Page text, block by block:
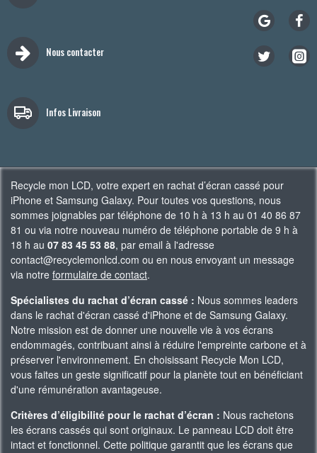
Nous contacter
Infos Livraison
Recycle mon LCD, votre expert en rachat d’écran cassé pour
iPhone et Samsung Galaxy. Pour toutes vos questions, nous
sommes joignables par téléphone de 10 h à 13 h au 01 40 86 87
81 ou via notre nouveau numéro de téléphone portable de 9 h à
18 h au 07 83 45 53 88, par email à l'adresse
contact@recyclemonlcd.com ou en nous envoyant un message
via notre formulaire de contact.
Spécialistes du rachat d’écran cassé : Nous sommes leaders
dans le rachat d'écran cassé d'iPhone et de Samsung Galaxy.
Notre mission est de donner une nouvelle vie à vos écrans
endommagés, contribuant ainsi à réduire l'empreinte carbone et à
préserver l'environnement. En choisissant Recycle Mon LCD,
vous faites un geste significatif pour la planète tout en bénéficiant
d'une rémunération avantageuse.
Critères d’éligibilité pour le rachat d’écran : Nous rachetons
les écrans cassés qui sont originaux. Le panneau LCD doit être
intact et fonctionnel. Cette politique garantit que les écrans que